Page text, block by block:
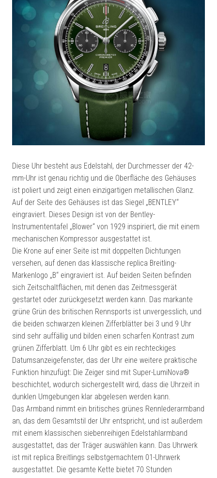
Diese Uhr besteht aus Edelstahl, der Durchmesser der 42-
mm-Uhr ist genau richtig und die Oberfläche des Gehäuses
ist poliert und zeigt einen einzigartigen metallischen Glanz.
Auf der Seite des Gehäuses ist das Siegel „BENTLEY“
eingraviert. Dieses Design ist von der Bentley-
Instrumententafel „Blower“ von 1929 inspiriert, die mit einem
mechanischen Kompressor ausgestattet ist.
Die Krone auf einer Seite ist mit doppelten Dichtungen
versehen, auf denen das klassische replica Breitling-
Markenlogo „B“ eingraviert ist. Auf beiden Seiten befinden
sich Zeitschaltflächen, mit denen das Zeitmessgerät
gestartet oder zurückgesetzt werden kann. Das markante
grüne Grün des britischen Rennsports ist unvergesslich, und
die beiden schwarzen kleinen Zifferblätter bei 3 und 9 Uhr
sind sehr auffällig und bilden einen scharfen Kontrast zum
grünen Zifferblatt. Um 6 Uhr gibt es ein rechteckiges
Datumsanzeigefenster, das der Uhr eine weitere praktische
Funktion hinzufügt: Die Zeiger sind mit Super-LumiNova®
beschichtet, wodurch sichergestellt wird, dass die Uhrzeit in
dunklen Umgebungen klar abgelesen werden kann.
Das Armband nimmt ein britisches grünes Rennlederarmband
an, das dem Gesamtstil der Uhr entspricht, und ist außerdem
mit einem klassischen siebenreihigen Edelstahlarmband
ausgestattet, das der Träger auswählen kann. Das Uhrwerk
ist mit replica Breitlings selbstgemachtem 01-Uhrwerk
ausgestattet. Die gesamte Kette bietet 70 Stunden